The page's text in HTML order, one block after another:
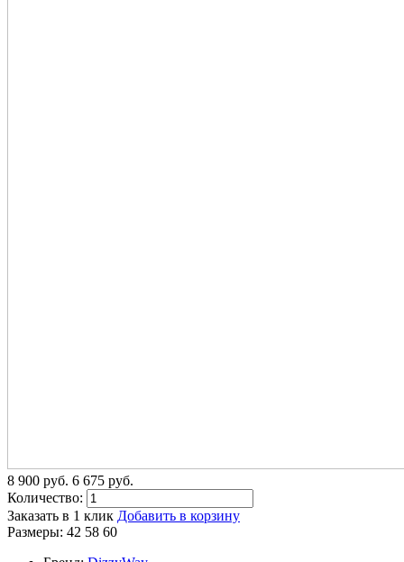
8 900 pуб. 6 675 pуб.
Количество:
Заказать в 1 клик Добавить в корзину
Размеры: 42 58 60